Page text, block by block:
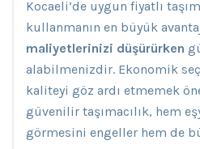
Kocaeli’de uygun fiyatlı
kullanmanın en büyük
maliyetlerinizi düşürürken
alabilmenizdir. Ekonomik
kaliteyi göz ardı etmemek
güvenilir taşımacılık, hem
görmesini engeller hem de